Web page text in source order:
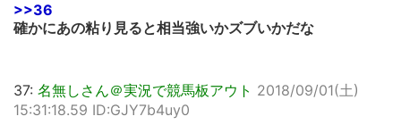
>>36
確かにあの粘り見ると相当強いかズブいかだな
37: 名無しさん＠実況で競馬板アウト 2018/09/01(土)
15:31:18.59 ID:GJY7b4uy0